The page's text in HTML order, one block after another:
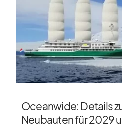
Oceanwide: Details
Neubauten für 2029